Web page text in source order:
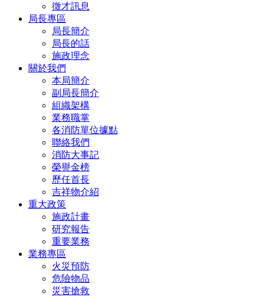
徵才訊息
局長專區
局長簡介
局長的話
施政理念
關於我們
本局簡介
副局長簡介
組織架構
業務職掌
各消防單位據點
聯絡我們
消防大事記
榮譽金榜
歷任首長
吉祥物介紹
重大政策
施政計畫
研究報告
重要業務
業務專區
火災預防
危險物品
災害搶救